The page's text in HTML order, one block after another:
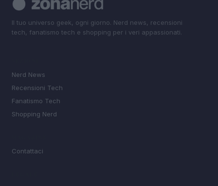
Il tuo universo geek, ogni giorno. Nerd news, recensioni
tech, fanatismo tech e shopping per i veri appassionati.
Nerd News
Recensioni Tech
Fanatismo Tech
Shopping Nerd
Contattaci